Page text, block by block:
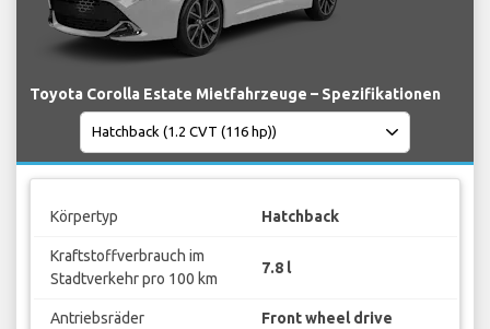
Toyota Corolla Estate Mietfahrzeuge – Spezifikationen
Körpertyp Hatchback
Kraftstoffverbrauch im
Stadtverkehr pro 100 km
7.8 l
Antriebsräder Front wheel drive